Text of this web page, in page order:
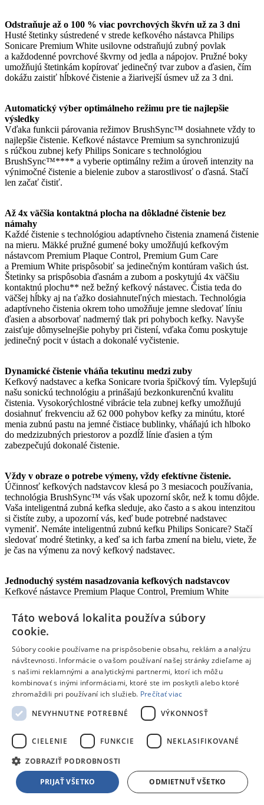
Odstraňuje až o 100 % viac povrchových škvŕn už za 3 dni
Husté štetinky sústredené v strede kefkového nástavca Philips
Sonicare Premium White usilovne odstraňujú zubný povlak
a každodenné povrchové škvrny od jedla a nápojov. Pružné boky
umožňujú štetinkám kopírovať jedinečný tvar zubov a ďasien, čím
dokážu zaistiť hĺbkové čistenie a žiarivejší úsmev už za 3 dni.
Automatický výber optimálneho režimu pre tie najlepšie
výsledky
Vďaka funkcii párovania režimov BrushSync™ dosiahnete vždy to
najlepšie čistenie. Kefkové nástavce Premium sa synchronizujú
s rúčkou zubnej kefy Philips Sonicare s technológiou
BrushSync™**** a vyberie optimálny režim a úroveň intenzity na
výnimočné čistenie a bielenie zubov a starostlivosť o ďasná. Stačí
len začať čistiť.
Až 4x väčšia kontaktná plocha na dôkladné čistenie bez
námahy
Každé čistenie s technológiou adaptívneho čistenia znamená čistenie
na mieru. Mäkké pružné gumené boky umožňujú kefkovým
nástavcom Premium Plaque Control, Premium Gum Care
a Premium White prispôsobiť sa jedinečným kontúram vašich úst.
Štetinky sa prispôsobia ďasnám a zubom a poskytujú 4x väčšiu
kontaktnú plochu** než bežný kefkový nástavec. Čistia teda do
väčšej hĺbky aj na ťažko dosiahnuteľných miestach. Technológia
adaptívneho čistenia okrem toho umožňuje jemne sledovať líniu
ďasien a absorbovať nadmerný tlak pri pohyboch kefky. Navyše
zaisťuje dômyselnejšie pohyby pri čistení, vďaka čomu poskytuje
jedinečný pocit v ústach a dokonalé vyčistenie.
Dynamické čistenie vháňa tekutinu medzi zuby
Kefkový nadstavec a kefka Sonicare tvoria špičkový tím. Vylepšujú
našu sonickú technológiu a prinášajú bezkonkurenčnú kvalitu
čistenia. Vysokorýchlostné vibrácie tela zubnej kefky umožňujú
dosiahnuť frekvenciu až 62 000 pohybov kefky za minútu, ktoré
menia zubnú pastu na jemné čistiace bublinky, vháňajú ich hlboko
do medzizubných priestorov a pozdĺž línie ďasien a tým
zabezpečujú dokonalé čistenie.
Vždy v obraze o potrebe výmeny, vždy efektívne čistenie.
Účinnosť kefkových nadstavcov klesá po 3 mesiacoch používania,
technológia BrushSync™ vás však upozorní skôr, než k tomu dôjde.
Vaša inteligentná zubná kefka sleduje, ako často a s akou intenzitou
si čistíte zuby, a upozorní vás, keď bude potrebné nadstavec
vymeniť. Nemáte inteligentnú zubnú kefku Philips Sonicare? Stačí
sledovať modré štetinky, a keď sa ich farba zmení na bielu, viete, že
je čas na výmenu za nový kefkový nadstavec.
Jednoduchý systém nasadzovania kefkových nadstavcov
Kefkové nástavce Premium Plaque Control, Premium White
Philips Sonicare a pevne zaistia na mieste. Výmena kefkového
nástavca je ľahká – stačí ho odpojiť. Vďaka nášmu nasadzovaciemu
dizajnu sa kefkový nástavec hravo udržiava a čistí. Kefkový
nástavec Premium možno nasadiť na telá všetkých zubných kefiek
okrem modelov PowerUp Battery a Essence.
Dôkladnejšie
čistenie, zdravšie
ďasná a belšie zuby
Kefkový nástavec C3 Premium Plaque Defense poskytuje
Táto webová lokalita používa súbory
cookie.
Súbory cookie používame na prispôsobenie obsahu, reklám a analýzu
návštevnosti. Informácie o vašom používaní našej stránky zdieľame aj
s našimi reklamnými a analytickými partnermi, ktorí ich môžu
kombinovať s inými informáciami, ktoré ste im poskytli alebo ktoré
zhromaždili pri používaní ich služieb. Prečítať viac
NEVYHNUTNE POTREBNÉ
VÝKONNOSŤ
CIELENIE FUNKCIE NEKLASIFIKOVANÉ
ZOBRAZIŤ PODROBNOSTI
PRIJAŤ VŠETKO ODMIETNUŤ VŠETKO